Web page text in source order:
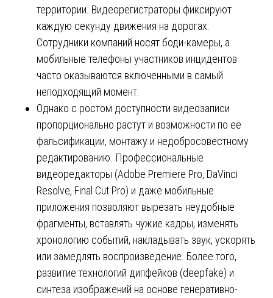
территории. Видеорегистраторы фиксируют
каждую секунду движения на дорогах.
Сотрудники компаний носят боди-камеры, а
мобильные телефоны участников инцидентов
часто оказываются включенными в самый
неподходящий момент.
Однако с ростом доступности видеозаписи
пропорционально растут и возможности по её
фальсификации, монтажу и недобросовестному
редактированию. Профессиональные
видеоредакторы (Adobe Premiere Pro, DaVinci
Resolve, Final Cut Pro) и даже мобильные
приложения позволяют вырезать неудобные
фрагменты, вставлять чужие кадры, изменять
хронологию событий, накладывать звук, ускорять
или замедлять воспроизведение. Более того,
развитие технологий дипфейков (deepfake) и
синтеза изображений на основе генеративно-